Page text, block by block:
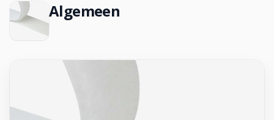
Algemeen